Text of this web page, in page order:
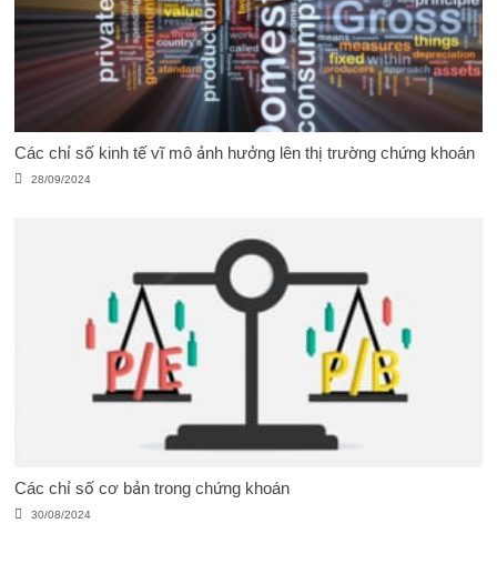
Các chỉ số kinh tế vĩ mô ảnh hưởng lên thị trường chứng khoán
28/09/2024
Các chỉ số cơ bản trong chứng khoán
30/08/2024